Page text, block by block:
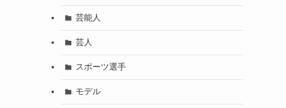
芸能人
芸人
スポーツ選手
モデル